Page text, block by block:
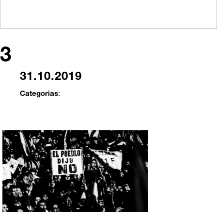
3
31.10.2019
Categorias: